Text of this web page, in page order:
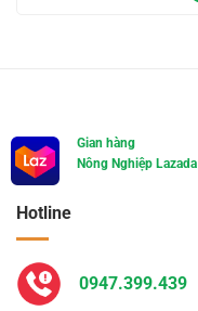
Gian hàng
Nông Nghiệp Lazada
Hotline
0947.399.439